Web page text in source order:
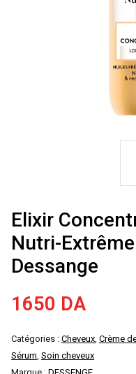
Elixir
Nutri-
Dessange
1650 DA
Catégories : Cheveux, Crème
Sérum, Soin cheveux